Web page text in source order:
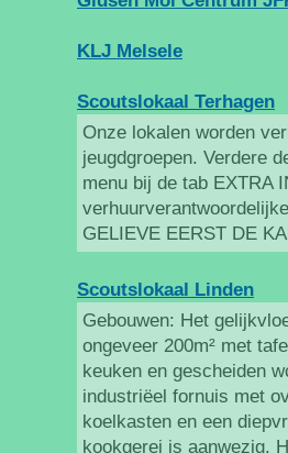
KLJ Melsele
Scoutslokaal Terhagen
Onze lokalen worden
jeugdgroepen. Verdere
menu bij de tab EXTRA
GELIEVE EERST DE
Scoutslokaal Linden
Gebouwen: Het
ongeveer 200m² met
keuken en gescheiden
industriëel fornuis met
koelkasten en een
kookgerei is aanwezig.